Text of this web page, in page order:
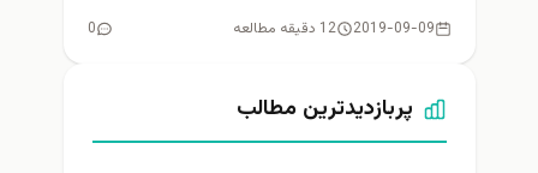
2019-09-09 12 دقیقه مطالعه 0
پربازدیدترین مطالب